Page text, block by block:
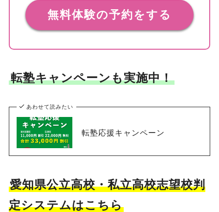
無料体験の予約をする
転塾キャンペーンも実施中！
あわせて読みたい
転塾応援キャンペーン
愛知県公立高校・私立高校志望校判
定システムはこちら